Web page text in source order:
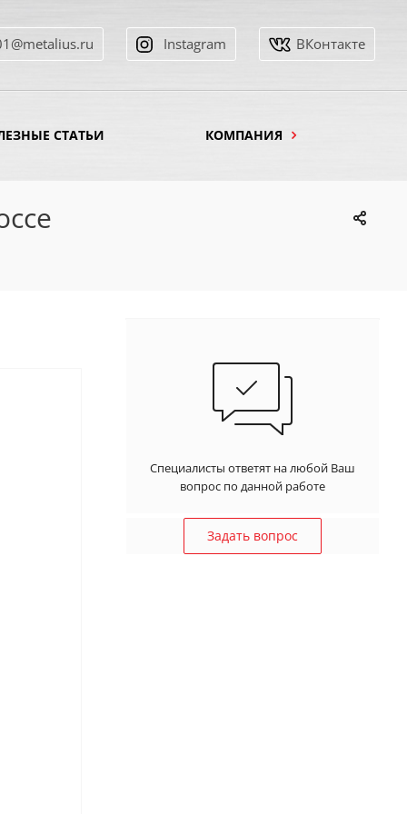
Instagram ВКонтакте
СТАТЬИ КОМПАНИЯ
Специалисты ответят на любой Ваш
вопрос по данной работе
Задать вопрос